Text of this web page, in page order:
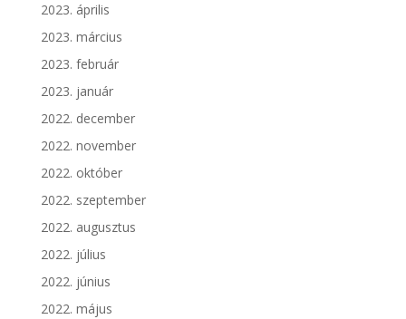
2023. április
2023. március
2023. február
2023. január
2022. december
2022. november
2022. október
2022. szeptember
2022. augusztus
2022. július
2022. június
2022. május